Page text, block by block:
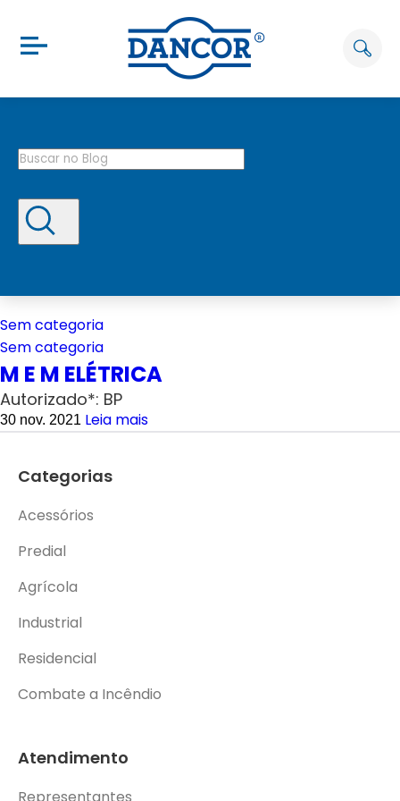
Sem categoria
Sem categoria
M E M ELÉTRICA
Autorizado*: BP
30 nov. 2021 Leia mais
Categorias
Acessórios
Predial
Agrícola
Industrial
Residencial
Combate a Incêndio
Atendimento